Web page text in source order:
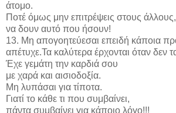
άτομο.
Ποτέ όμως μην επιτρέψεις στους άλλους,
να δουν αυτό που ήσουν!
13. Μη απογοητεύεσαι επειδή κάποια
απέτυχε.Τα καλύτερα έρχονται όταν δεν
Έχε γεμάτη την καρδιά σου
με χαρά και αισιοδοξία.
Μη λυπάσαι για τίποτα.
Γιατί το κάθε τι που συμβαίνει,
πάντα συμβαίνει για κάποιο λόγο!!!